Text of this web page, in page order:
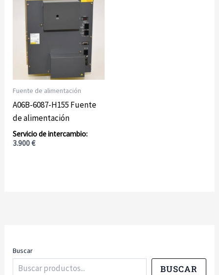
Buscar
BUSCAR
Fuente de alimentación
A06B-6087-H155 Fuente
de alimentación
3.900€